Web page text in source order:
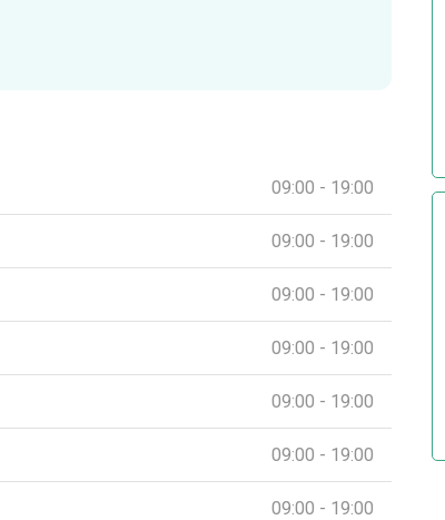
09:00 - 19:00
09:00 - 19:00
09:00 - 19:00
09:00 - 19:00
09:00 - 19:00
09:00 - 19:00
09:00 - 19:00